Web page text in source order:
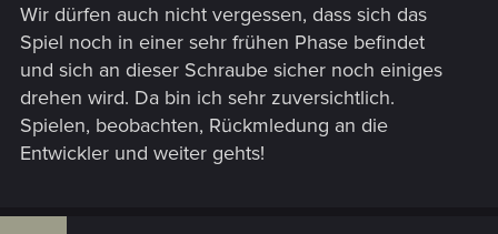
Wir dürfen auch nicht vergessen, dass sich das
Spiel noch in einer sehr frühen Phase befindet
und sich an dieser Schraube sicher noch einiges
drehen wird. Da bin ich sehr zuversichtlich.
Spielen, beobachten, Rückmledung an die
Entwickler und weiter gehts!